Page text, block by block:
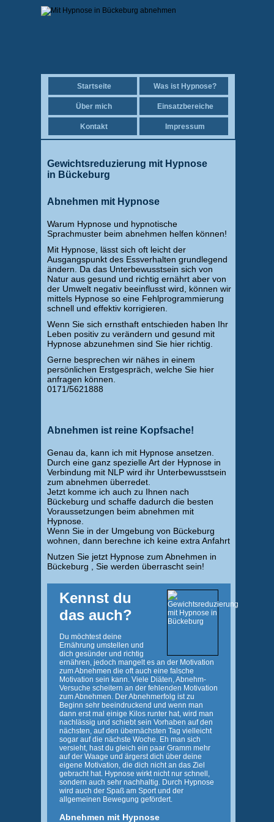
Startseite Was ist Hypnose?
Über mich Einsatzbereiche
Kontakt Impressum
Gewichtsreduzierung mit Hypnose
in Bückeburg
Abnehmen mit Hypnose
Warum Hypnose und hypnotische
Sprachmuster beim abnehmen helfen können!
Mit Hypnose, lässt sich oft leicht der
Ausgangspunkt des Essverhalten grundlegend
ändern. Da das Unterbewusstsein sich von
Natur aus gesund und richtig ernährt aber von
der Umwelt negativ beeinflusst wird, können wir
mittels Hypnose so eine Fehlprogrammierung
schnell und effektiv korrigieren.
Wenn Sie sich ernsthaft entschieden haben Ihr
Leben positiv zu verändern und gesund mit
Hypnose abzunehmen sind Sie hier richtig.
Gerne besprechen wir nähes in einem
persönlichen Erstgespräch, welche Sie hier
anfragen können.
0171/5621888
Abnehmen ist reine Kopfsache!
Genau da, kann ich mit Hypnose ansetzen.
Durch eine ganz spezielle Art der Hypnose in
Verbindung mit NLP wird ihr Unterbewusstsein
zum abnehmen überredet.
Jetzt komme ich auch zu Ihnen nach
Bückeburg und schaffe dadurch die besten
Voraussetzungen beim abnehmen mit
Hypnose.
Wenn Sie in der Umgebung von Bückeburg
wohnen, dann berechne ich keine extra Anfahrt
Nutzen Sie jetzt Hypnose zum Abnehmen in
Bückeburg , Sie werden überrascht sein!
Kennst du
das auch?
Du möchtest deine
Ernährung umstellen und
dich gesünder und richtig
ernähren, jedoch mangelt es an der Motivation
zum Abnehmen die oft auch eine falsche
Motivation sein kann. Viele Diäten, Abnehm-
Versuche scheitern an der fehlenden Motivation
zum Abnehmen. Der Abnehmerfolg ist zu
Beginn sehr beeindruckend und wenn man
dann erst mal einige Kilos runter hat, wird man
nachlässig und schiebt sein Vorhaben auf den
nächsten, auf den übernächsten Tag vielleicht
sogar auf die nächste Woche. Eh man sich
versieht, hast du gleich ein paar Gramm mehr
auf der Waage und ärgerst dich über deine
eigene Motivation, die dich nicht an das Ziel
gebracht hat. Hypnose wirkt nicht nur schnell,
sondern auch sehr nachhaltig. Durch Hypnose
wird auch der Spaß am Sport und der
allgemeinen Bewegung gefördert.
Abnehmen mit Hypnose